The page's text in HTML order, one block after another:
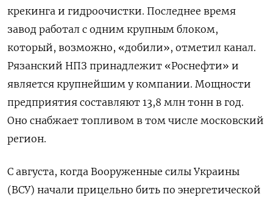
крекинга и гидроочистки. Последнее время
завод работал с одним крупным блоком,
который, возможно, «добили», отметил канал.
Рязанский НПЗ принадлежит «Роснефти» и
является крупнейшим у компании. Мощности
предприятия составляют 13,8 млн тонн в год.
Оно снабжает топливом в том числе московский
регион.
С августа, когда Вооруженные силы Украины
(ВСУ) начали прицельно бить по энергетической